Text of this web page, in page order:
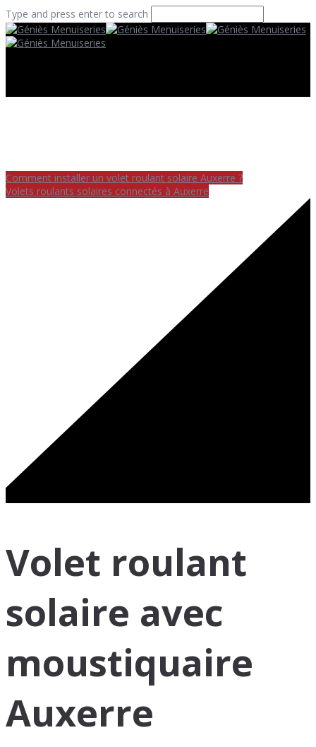
Type and press enter to search
Comment installer un volet roulant solaire Auxerre ?
Volets roulants solaires connectés à Auxerre
Volet roulant
solaire avec
moustiquaire
Auxerre